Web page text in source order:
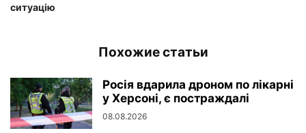
ситуацію
Похожие статьи
Росія вдарила дроном по лікарні
у Херсоні, є постраждалі
08.08.2026